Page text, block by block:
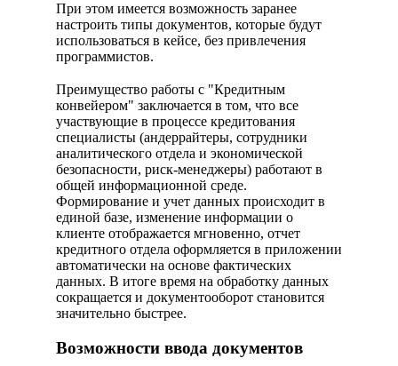
При этом имеется возможность заранее
настроить типы документов, которые будут
использоваться в кейсе, без привлечения
программистов.
Преимущество работы с "Кредитным
конвейером" заключается в том, что все
участвующие в процессе кредитования
специалисты (андеррайтеры, сотрудники
аналитического отдела и экономической
безопасности, риск-менеджеры) работают в
общей информационной среде.
Формирование и учет данных происходит в
единой базе, изменение информации о
клиенте отображается мгновенно, отчет
кредитного отдела оформляется в приложении
автоматически на основе фактических
данных. В итоге время на обработку данных
сокращается и документооборот становится
значительно быстрее.
Возможности ввода документов